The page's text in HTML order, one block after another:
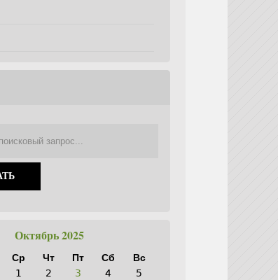
Октябрь 2025
Ср Чт Пт Сб
Вс
1
2 3 4
5